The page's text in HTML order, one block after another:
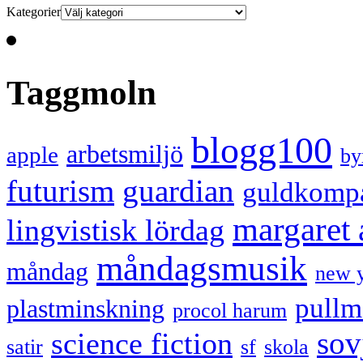
Kategorier
Taggmoln
apple arbetsmiljö blogg100
futurism guardian
lingvistisk lördag margaret
måndag måndagsmusik new
plastminskning procol harum
satir science fiction sf skola